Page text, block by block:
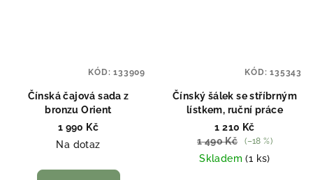
Čínská čajová sada z
bronzu Orient
1 990 Kč
Na dotaz
KÓD:133909
Čínský šálek se stříbrným
lístkem, ruční práce
1 210 Kč
1 490 Kč
(–18 %)
Skladem(1 ks)
KÓD:135343